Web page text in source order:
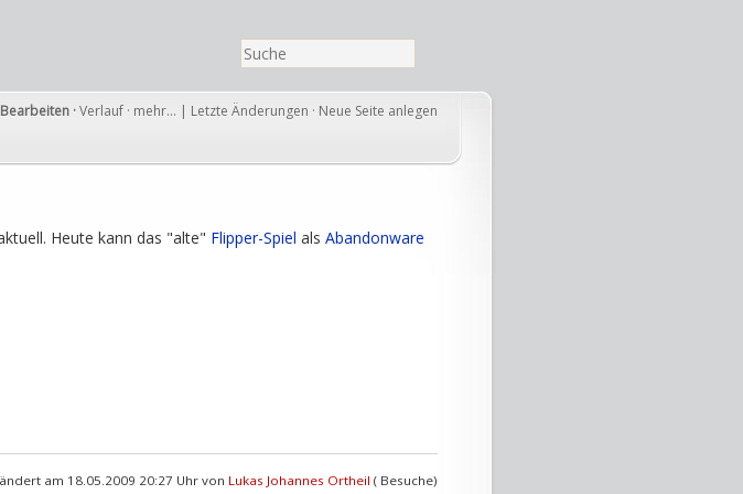
Bearbeiten ·Verlauf · mehr… | Letzte Änderungen · Neue Seite anlegen
Heute kann das "alte" Flipper-Spiel als Abandonware
am 18.05.2009 20:27 Uhr von Lukas Johannes Ortheil ( Besuche)